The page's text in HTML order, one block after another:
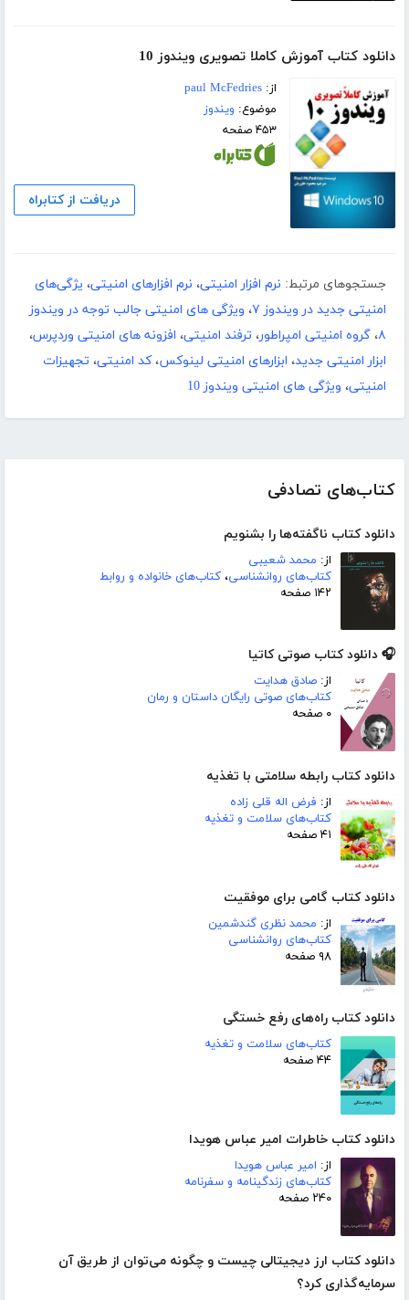
کتاب‌های تصادفی
دانلود کتاب ناگفته‌ها را بشنویم
از: محمد شعیبی
کتاب‌های روانشناسی، کتاب‌های خانواده و روابط
۱۴۲ صفحه
🎧 دانلود کتاب صوتی کاتیا
از: صادق هدایت
کتاب‌های صوتی رایگان داستان و رمان
۰ صفحه
دانلود کتاب رابطه سلامتی با تغذیه
از: فرض اله قلی زاده
کتاب‌های سلامت و تغذیه
۴۱ صفحه
دانلود کتاب گامی برای موفقیت
از: محمد نظری گندشمین
کتاب‌های روانشناسی
۹۸ صفحه
دانلود کتاب راه‌های رفع خستگی
کتاب‌های سلامت و تغذیه
۴۴ صفحه
دانلود کتاب خاطرات امیر عباس هویدا
از: امیر عباس هویدا
کتاب‌های زندگینامه و سفرنامه
۲۴۰ صفحه
دانلود کتاب ارز دیجیتالی چیست و چگونه می‌توان از طریق آن
سرمایه‌گذاری کرد؟
دانلود کتاب آموزش کاملا تصویری ویندوز 10
از:paul McFedries
موضوع: ویندوز
۴۵۳ صفحه
دریافت از کتابراه
جستجوهای مرتبط: نرم افزار امنیتی، نرم افزارهای امنیتی، یژگی‌های
امنیتی جدید در ویندوز ۷
، ویژگی های امنیتی جالب توجه در ویندوز
۸، گروه امنیتی امپراطور، ترفند امنیتی، افزونه های امنیتی وردپرس،
ابزار امنیتی جدید، ابزارهای امنیتی لینوکس،کد امنیتی، تجهیزات
امنیتی، ویژگی های امنیتی ویندوز 10